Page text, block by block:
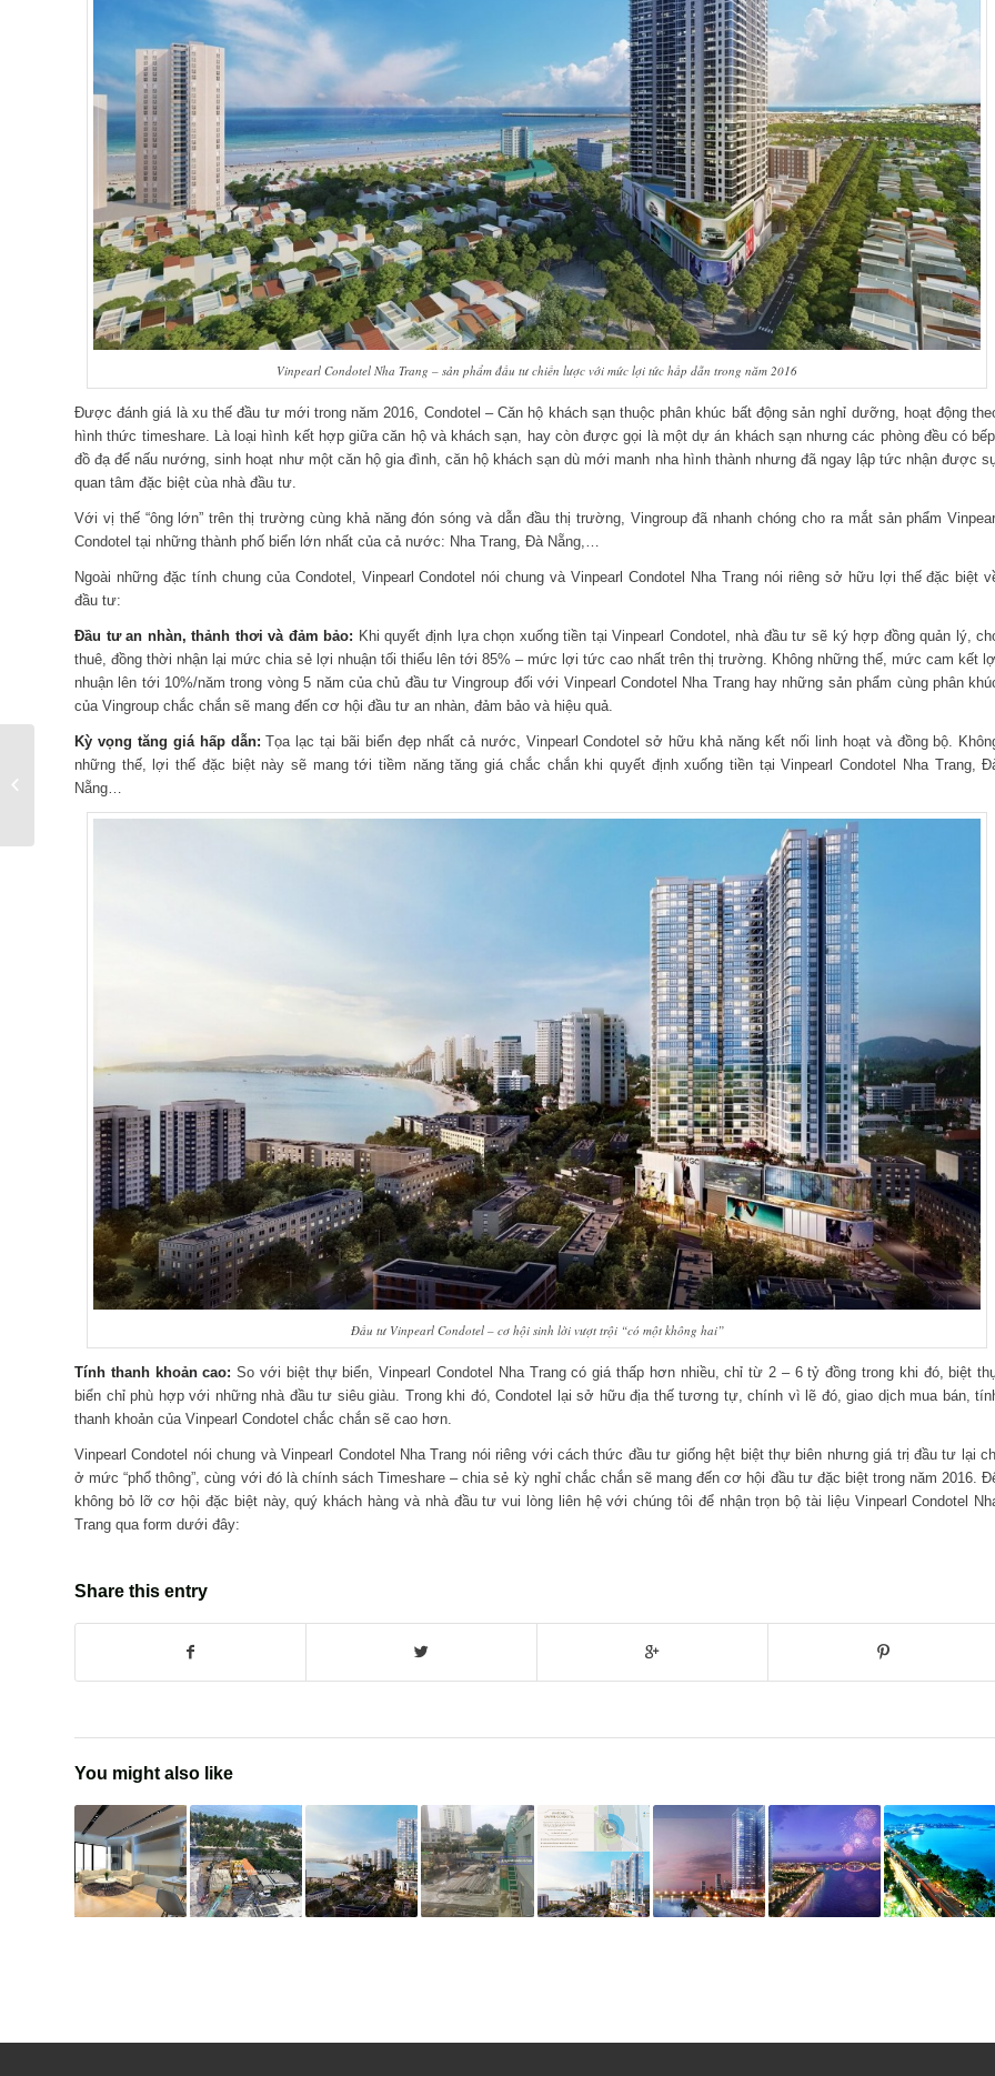
Vinpearl Condotel Nha Trang – sản phẩm đầu tư chiến lược với mức lợi tức hấp dẫn trong năm 2016
Được đánh giá là xu thế đầu tư mới trong năm 2016, Condotel – Căn hộ khách sạn thuộc phân khúc bất động sản nghỉ dưỡng, hoạt động
hình thức timeshare. Là loại hình kết hợp giữa căn hộ và khách sạn, hay còn được gọi là một dự án khách sạn nhưng các phòng đều có bếp,
đồ đạ để nấu nướng, sinh hoạt như một căn hộ gia đình, căn hộ khách sạn dù mới manh nha hình thành nhưng đã ngay lập tức nhận được
quan tâm đặc biệt cùa nhà đầu tư.
Với vị thế “ông lớn” trên thị trường cùng khả năng đón sóng và dẫn đầu thị trường, Vingroup đã nhanh chóng cho ra mắt sản phẩm Vinpearl
Condotel tại những thành phố biển lớn nhất của cả nước: Nha Trang, Đà Nẵng,…
Ngoài những đặc tính chung của Condotel, Vinpearl Condotel nói chung và Vinpearl Condotel Nha Trang nói riêng sở hữu lợi thế đặc biệt
đầu tư:
Đầu tư an nhàn, thảnh thơi và đảm bảo: Khi quyết định lựa chọn xuống tiền tại Vinpearl Condotel, nhà đầu tư sẽ ký hợp đồng quản lý,
thuê, đồng thời nhận lại mức chia sẻ lợi nhuận tối thiểu lên tới 85% – mức lợi tức cao nhất trên thị trường. Không những thế, mức cam kết
nhuận lên tới 10%/năm trong vòng 5 năm của chủ đầu tư Vingroup đối với Vinpearl Condotel Nha Trang hay những sản phẩm cùng phân
của Vingroup chắc chắn sẽ mang đến cơ hội đầu tư an nhàn, đảm bảo và hiệu quả.
Kỳ vọng tăng giá hấp dẫn: Tọa lạc tại bãi biển đẹp nhất cả nước, Vinpearl Condotel sở hữu khả năng kết nối linh hoạt và đồng bộ.
những thế, lợi thế đặc biệt này sẽ mang tới tiềm năng tăng giá chắc chắn khi quyết định xuống tiền tại Vinpearl Condotel Nha Trang,
Nẵng…
Đầu tư Vinpearl Condotel – cơ hội sinh lời vượt trội “có một không hai”
Tính thanh khoản cao:So với biệt thự biển, Vinpearl Condotel Nha Trang có giá thấp hơn nhiều, chỉ từ 2 – 6 tỷ đồng trong khi đó, biệt
biển chỉ phù hợp với những nhà đầu tư siêu giàu. Trong khi đó, Condotel lại sở hữu địa thế tương tự, chính vì lẽ đó, giao dịch mua bán,
thanh khoản của Vinpearl Condotel chắc chắn sẽ cao hơn.
Vinpearl Condotel nói chung và Vinpearl Condotel Nha Trang nói riêng với cách thức đầu tư giống hệt biệt thự biên nhưng giá trị đầu tư lại
ở mức “phổ thông”, cùng với đó là chính sách Timeshare – chia sẻ kỳ nghỉ chắc chắn sẽ mang đến cơ hội đầu tư đặc biệt trong năm 2016.
không bỏ lỡ cơ hội đặc biệt này, quý khách hàng và nhà đầu tư vui lòng liên hệ với chúng tôi để nhận trọn bộ tài liệu Vinpearl Condotel
Trang qua form dưới đây:
Share this entry
You might also like
Thị trường nghỉ dưỡng
Việt Nam sôi động khi
có sự vào cuộc...